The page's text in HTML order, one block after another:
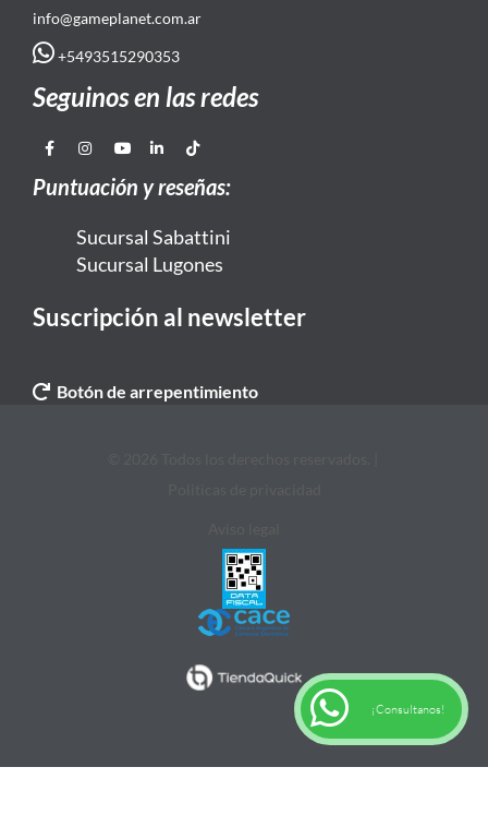
info@gameplanet.com.ar
+5493515290353
Seguinos en las redes
Puntuación y reseñas:
Sucursal Sabattini
Sucursal Lugones
Suscripción al newsletter
Botón de arrepentimiento
¡Consultanos!